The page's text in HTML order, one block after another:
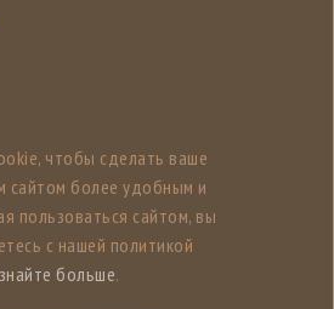
чтобы сделать ваше
сайтом более удобным и
пользоваться сайтом, вы
с нашей политикой
больше.